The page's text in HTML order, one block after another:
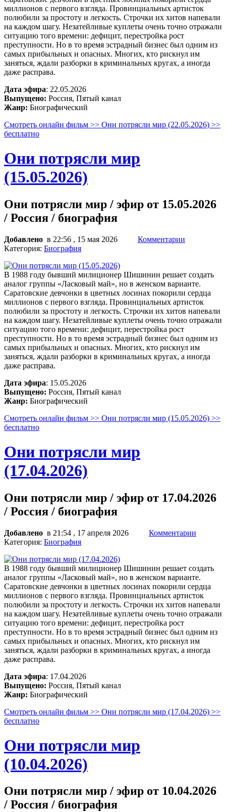
миллионов с первого взгляда. Провинциальных артисток
полюбили за простоту и легкость. Строчки их хитов напевали
на каждом шагу. Незатейливые куплеты очень точно отражали
ситуацию того времени: дефицит, перестройка рост
преступности. Но в то время эстрадный бизнес был одним из
самых прибыльных и опасных. Многих, кто рискнул им
заняться, ждали разборки в криминальных кругах, а иногда
даже расправа.
Дата эфира: 22.05.2026
Выпущено: Россия, Пятый канал
Жанр: Биографический
Смотреть онлайн фильм >> Они потрясли мир (22.05.2026) >>
бесплатно
Они потрясли мир
(15.05.2026)
Они потрясли мир / эфир от 15.05.2026
/ Россия / биография
Добавлено в 22:56 , 15 мая 2026
Комментарии
Категория: Биография
В 1988 году бывший милиционер Шишинин решает создать
аналог группы «Ласковый май», но в женском варианте.
Саратовские девчонки в цветных лосинах покорили сердца
миллионов с первого взгляда. Провинциальных артисток
полюбили за простоту и легкость. Строчки их хитов напевали
на каждом шагу. Незатейливые куплеты очень точно отражали
ситуацию того времени: дефицит, перестройка рост
преступности. Но в то время эстрадный бизнес был одним из
самых прибыльных и опасных. Многих, кто рискнул им
заняться, ждали разборки в криминальных кругах, а иногда
даже расправа.
Дата эфира: 15.05.2026
Выпущено: Россия, Пятый канал
Жанр: Биографический
Смотреть онлайн фильм >> Они потрясли мир (15.05.2026) >>
бесплатно
Они потрясли мир
(17.04.2026)
Они потрясли мир / эфир от 17.04.2026
/ Россия / биография
Добавлено в 21:54 , 17 апреля 2026
Комментарии
Категория: Биография
В 1988 году бывший милиционер Шишинин решает создать
аналог группы «Ласковый май», но в женском варианте.
Саратовские девчонки в цветных лосинах покорили сердца
миллионов с первого взгляда. Провинциальных артисток
полюбили за простоту и легкость. Строчки их хитов напевали
на каждом шагу. Незатейливые куплеты очень точно отражали
ситуацию того времени: дефицит, перестройка рост
преступности. Но в то время эстрадный бизнес был одним из
самых прибыльных и опасных. Многих, кто рискнул им
заняться, ждали разборки в криминальных кругах, а иногда
даже расправа.
Дата эфира: 17.04.2026
Выпущено: Россия, Пятый канал
Жанр: Биографический
Смотреть онлайн фильм >> Они потрясли мир (17.04.2026) >>
бесплатно
Они потрясли мир
(10.04.2026)
Они потрясли мир / эфир от 10.04.2026
/ Россия / биография